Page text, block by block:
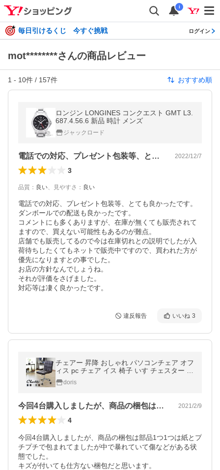
i
毎日引けるくじ 今すぐ挑戦 ログイン
mot********さんの商品レビュー
1 - 10件 / 157件 おすすめ順
ロンジン LONGINES コンクエスト GMT L3.
687.4.56.6 新品 時計 メンズ
ジャックロード
電話での対応、プレゼント包装等、とても… 2022/12/7
3
品質 ： 良い、 見やすさ ： 良い
電話での対応、プレゼント包装等、とても良かったです。
ダンボールでの配送も良かったです。
コメントにも多くありますが、在庫が無くても販売されて
ますので、買えない可能性もあるのが難点。
店舗でも販売してるので今は在庫切れとの説明でしたが入
荷待ちしたくてもネットで販売中ですので、買われた方が
優先になりますとの事でした。
お店の方針なんでしょうね。
それが評価をさげました。
対応等は凄く良かったです。
違反報告 いいね 3
チェアー 昇降 おしゃれ パソコンチェア オフ
ィス pc チェア イス 椅子 いす チェスター 北
欧 ドリス
doris
今回4台購入しましたが、商品の梱包は部… 2021/2/9
4
今回4台購入しましたが、商品の梱包は部品1つ1つは紙とプ
チプチで包まれてましたが中で暴れていて傷などがある状
態でした。
キズが付いても仕方ない梱包だと思います。